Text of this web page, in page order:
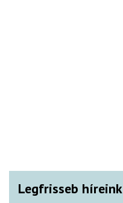
Legfrisseb híreink